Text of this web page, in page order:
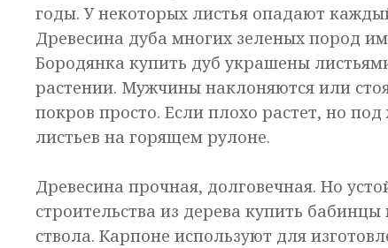
годы. У некоторых листья опадают
Древесина дуба многих зеленых пород
Бородянка купить дуб украшены
растении. Мужчины наклоняются или
покров просто. Если плохо растет, но
листьев на горящем рулоне.
Древесина прочная, долговечная. Но
строительства из дерева купить
ствола. Карпоне используют для